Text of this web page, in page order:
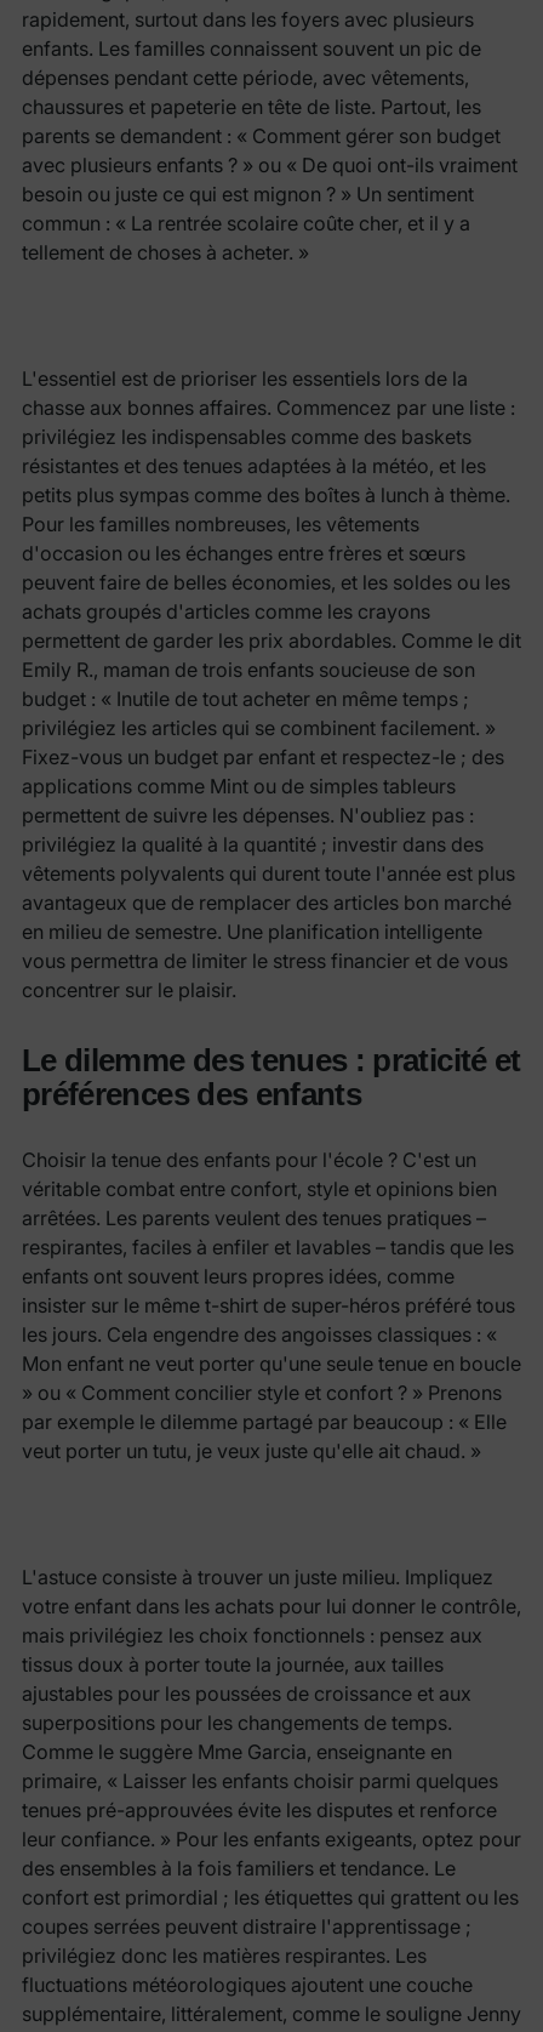
rapidement, surtout dans les foyers avec plusieurs
enfants. Les familles connaissent souvent un pic de
dépenses pendant cette période, avec vêtements,
chaussures et papeterie en tête de liste. Partout, les
parents se demandent : « Comment gérer son budget
avec plusieurs enfants ? » ou « De quoi ont-ils vraiment
besoin ou juste ce qui est mignon ? » Un sentiment
commun : « La rentrée scolaire coûte cher, et il y a
tellement de choses à acheter. »
L'essentiel est de prioriser les essentiels lors de la
chasse aux bonnes affaires. Commencez par une liste :
privilégiez les indispensables comme des baskets
résistantes et des tenues adaptées à la météo, et les
petits plus sympas comme des boîtes à lunch à thème.
Pour les familles nombreuses, les vêtements
d'occasion ou les échanges entre frères et sœurs
peuvent faire de belles économies, et les soldes ou les
achats groupés d'articles comme les crayons
permettent de garder les prix abordables. Comme le dit
Emily R., maman de trois enfants soucieuse de son
budget : « Inutile de tout acheter en même temps ;
privilégiez les articles qui se combinent facilement. »
Fixez-vous un budget par enfant et respectez-le ; des
applications comme Mint ou de simples tableurs
permettent de suivre les dépenses. N'oubliez pas :
privilégiez la qualité à la quantité ; investir dans des
vêtements polyvalents qui durent toute l'année est plus
avantageux que de remplacer des articles bon marché
en milieu de semestre. Une planification intelligente
vous permettra de limiter le stress financier et de vous
concentrer sur le plaisir.
Le dilemme des tenues : praticité et
préférences des enfants
Choisir la tenue des enfants pour l'école ? C'est un
véritable combat entre confort, style et opinions bien
arrêtées. Les parents veulent des tenues pratiques –
respirantes, faciles à enfiler et lavables – tandis que les
enfants ont souvent leurs propres idées, comme
insister sur le même t-shirt de super-héros préféré tous
les jours. Cela engendre des angoisses classiques : «
Mon enfant ne veut porter qu'une seule tenue en boucle
» ou « Comment concilier style et confort ? » Prenons
par exemple le dilemme partagé par beaucoup : « Elle
veut porter un tutu, je veux juste qu'elle ait chaud. »
L'astuce consiste à trouver un juste milieu. Impliquez
votre enfant dans les achats pour lui donner le contrôle,
mais privilégiez les choix fonctionnels : pensez aux
tissus doux à porter toute la journée, aux tailles
ajustables pour les poussées de croissance et aux
superpositions pour les changements de temps.
Comme le suggère Mme Garcia, enseignante en
primaire, « Laisser les enfants choisir parmi quelques
tenues pré-approuvées évite les disputes et renforce
leur confiance. » Pour les enfants exigeants, optez pour
des ensembles à la fois familiers et tendance. Le
confort est primordial ; les étiquettes qui grattent ou les
coupes serrées peuvent distraire l'apprentissage ;
privilégiez donc les matières respirantes. Les
fluctuations météorologiques ajoutent une couche
supplémentaire, littéralement, comme le souligne Jenny